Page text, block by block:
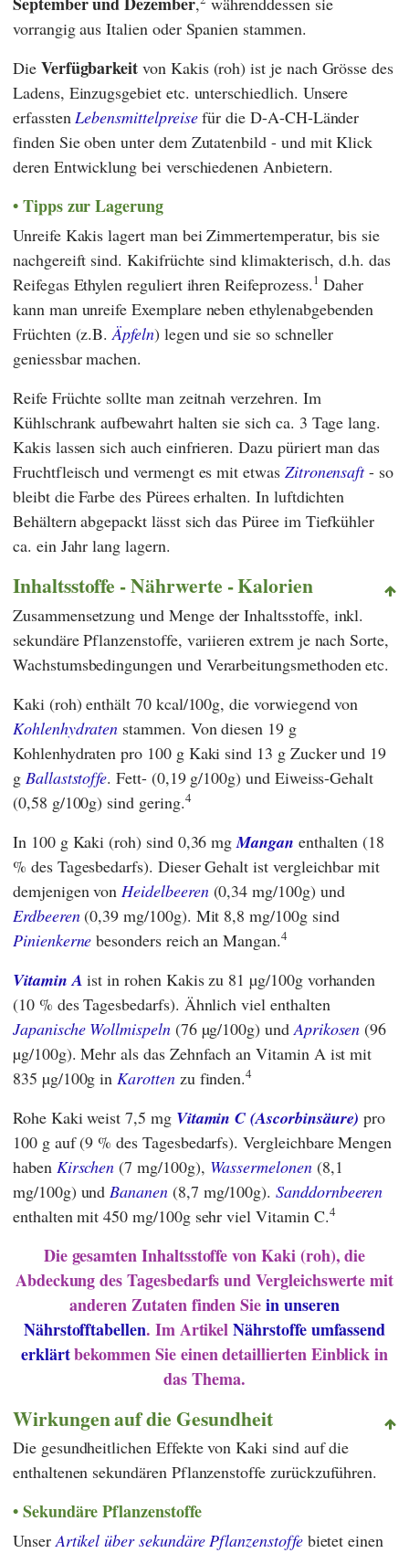
vorrangig aus Italien oder Spanien stammen.
Die Verfügbarkeit von Kakis (roh) ist je nach Grösse des
Ladens, Einzugsgebiet etc. unterschiedlich. Unsere
erfassten Lebensmittelpreisefür die D-A-CH-Länder
finden Sie oben unter dem Zutatenbild - und mit Klick
deren Entwicklung bei verschiedenen Anbietern.
Tipps zur Lagerung
Unreife Kakis lagert man bei Zimmertemperatur, bis sie
nachgereift sind. Kakifrüchte sind klimakterisch, d.h. das
Reifegas Ethylen reguliert ihren Reifeprozess.1 Daher
kann man unreife Exemplare neben ethylenabgebenden
Früchten (z.B.Äpfeln) legen und sie so schneller
geniessbar machen.
Reife Früchte sollte man zeitnah verzehren. Im
Kühlschrank aufbewahrt halten sie sich ca. 3 Tage lang.
Kakis lassen sich auch einfrieren. Dazu püriert man das
Fruchtfleisch und vermengt es mit etwas Zitronensaft- so
bleibt die Farbe des Pürees erhalten. In luftdichten
Behältern abgepackt lässt sich das Püree im Tiefkühler
ca. ein Jahr lang lagern.
Inhaltsstoffe - Nährwerte - Kalorien
Zusammensetzung und Menge der Inhaltsstoffe, inkl.
sekundäre Pflanzenstoffe, variieren extrem je nach Sorte,
Wachstumsbedingungen und Verarbeitungsmethoden etc.
Kaki (roh) enthält 70 kcal/100g, die vorwiegend von
Kohlenhydraten stammen. Von diesen 19 g
Kohlenhydraten pro 100 g Kaki sind 13 g Zucker und 19
g Ballaststoffe. Fett- (0,19 g/100g) und Eiweiss-Gehalt
(0,58 g/100g) sind gering.4
In 100 g Kaki (roh) sind 0,36 mgMangan enthalten (18
% des Tagesbedarfs). Dieser Gehalt ist vergleichbar mit
demjenigen von Heidelbeeren(0,34 mg/100g) und
Erdbeeren(0,39 mg/100g). Mit 8,8 mg/100g sind
Pinienkerne besonders reich an Mangan.4
Vitamin A ist in rohen Kakis zu 81 µg/100g vorhanden
(10 % des Tagesbedarfs). Ähnlich viel enthalten
Japanische Wollmispeln(76 µg/100g) und Aprikosen (96
µg/100g). Mehr als das Zehnfach an Vitamin A ist mit
835 µg/100g in Karottenzu finden.4
Rohe Kaki weist 7,5 mg Vitamin C (Ascorbinsäure) pro
100 g auf (9 % des Tagesbedarfs). Vergleichbare Mengen
haben Kirschen (7 mg/100g), Wassermelonen(8,1
mg/100g) und Bananen(8,7 mg/100g).Sanddornbeeren
enthalten mit 450 mg/100g sehr viel Vitamin C.4
Die gesamten Inhaltsstoffe von Kaki (roh), die
Abdeckung des Tagesbedarfs und Vergleichswerte mit
anderen Zutaten finden Siein unseren
Nährstofftabellen. Im ArtikelNährstoffe umfassend
erklärtbekommen Sie einen detaillierten Einblick in
das Thema.
Wirkungen auf die Gesundheit
Die gesundheitlichen Effekte von Kaki sind auf die
enthaltenen sekundären Pflanzenstoffe zurückzuführen.
Sekundäre Pflanzenstoffe
UnserArtikel über sekundäre Pflanzenstoffebietet einen